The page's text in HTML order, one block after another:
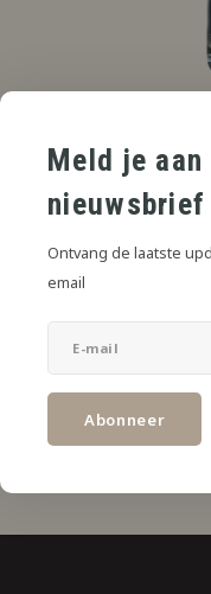
Meld je
nieuwsbrief
Ontvang de laatste
email
Abonneer
€3,49 * AVP
* Incl. btw Excl.
DELEN: